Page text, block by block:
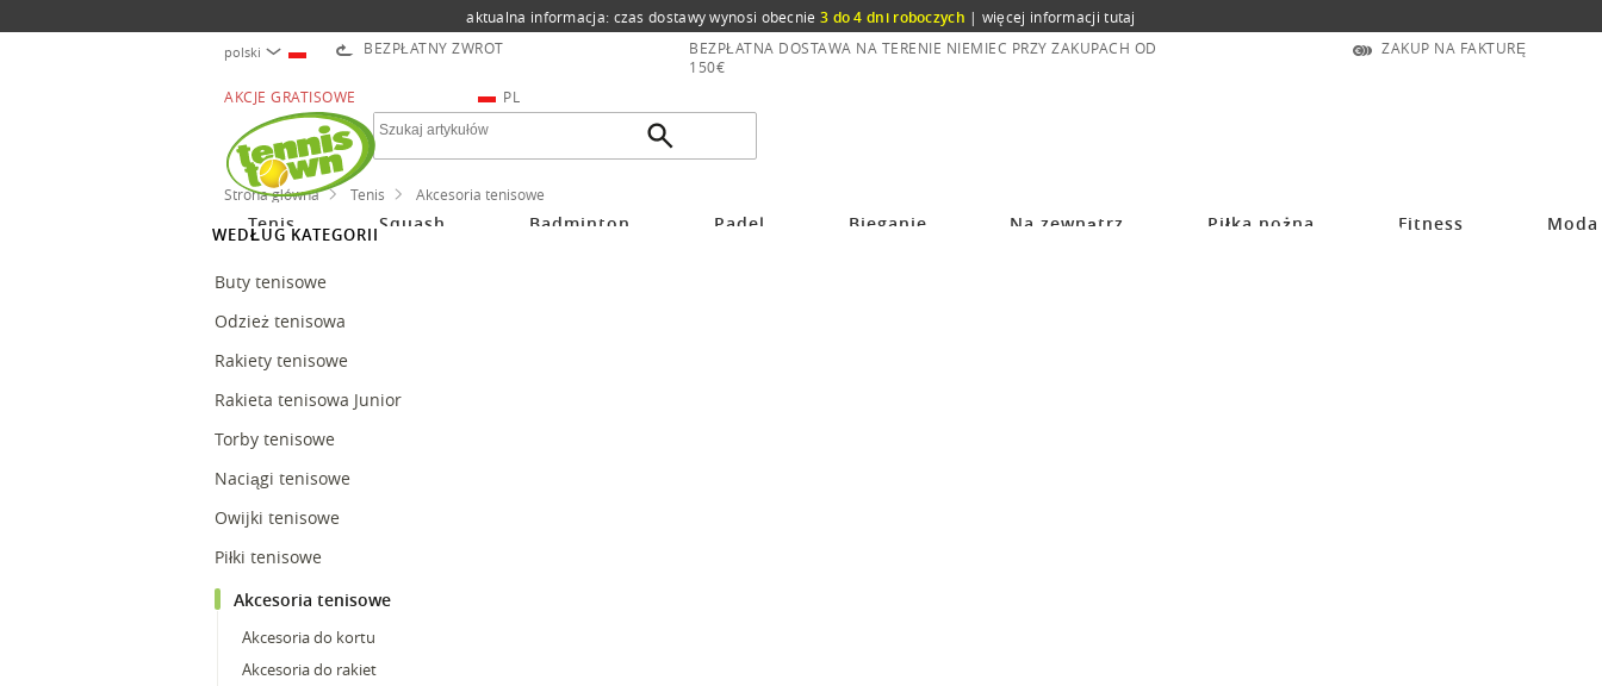
aktualna informacja: czas dostawy wynosi obecnie 3 do 4 dni roboczych | więcej informacji tutaj
polski BEZPŁATNY ZWROT
BEZPŁATNA DOSTAWA NA TERENIE NIEMIEC PRZY ZAKUPACH OD
150€
ZAKUP NA FAKTURĘ
AKCJE GRATISOWE PL
Tenis Squash Badminton Padel Bieganie Na zewnątrz Piłka nożna Fitness Moda
Strona główna Tenis Akcesoria tenisowe
WEDŁUG KATEGORII
Buty tenisowe
Odzież tenisowa
Rakiety tenisowe
Rakieta tenisowa Junior
Torby tenisowe
Naciągi tenisowe
Owijki tenisowe
Piłki tenisowe
Akcesoria tenisowe
Akcesoria do kortu
Akcesoria do rakiet